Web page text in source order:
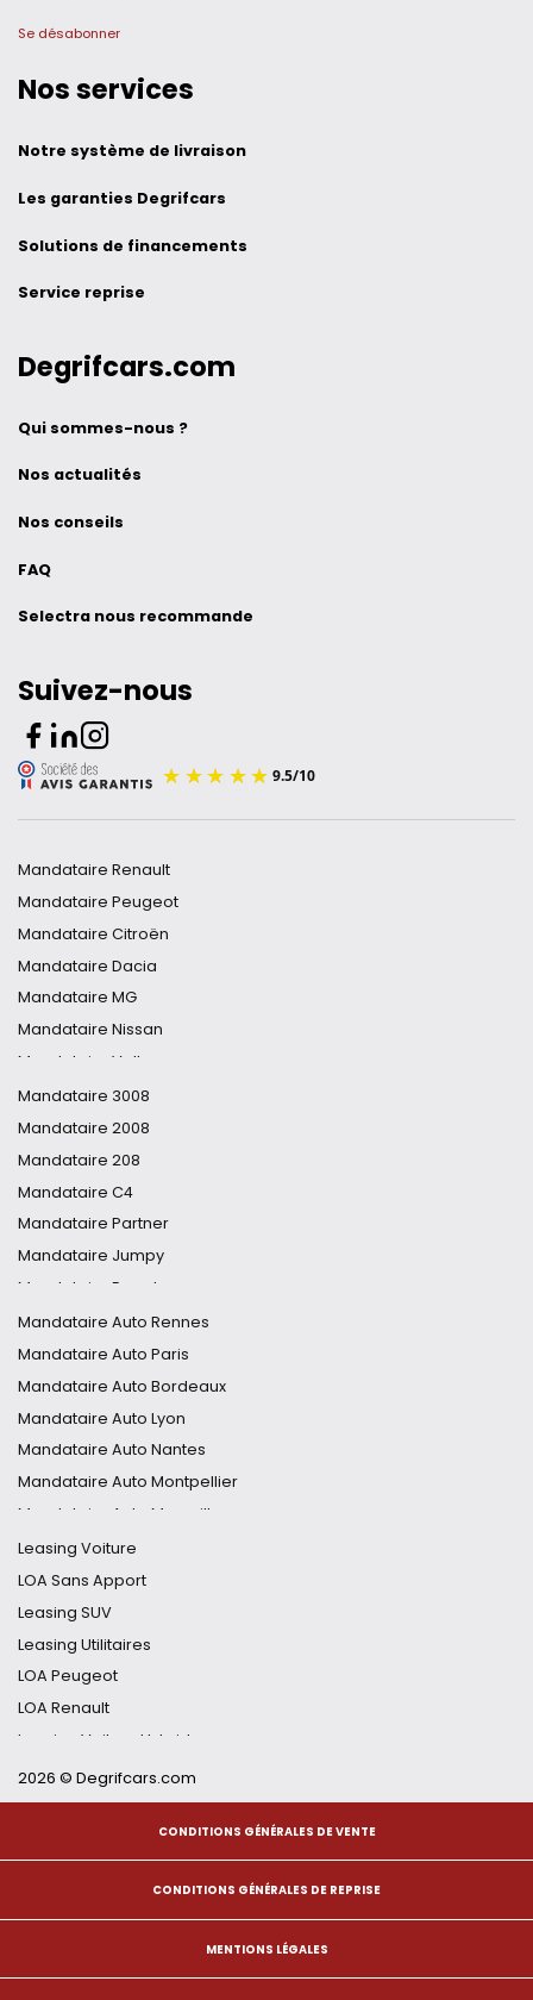
Se désabonner
Nos services
Notre système de livraison
Les garanties Degrifcars
Solutions de financements
Service reprise
Degrifcars.com
Qui sommes-nous ?
Nos actualités
Nos conseils
FAQ
Selectra nous recommande
Suivez-nous
Mandataire Renault
Mandataire Peugeot
Mandataire Citroën
Mandataire Dacia
Mandataire MG
Mandataire Nissan
Mandataire Volkswagen
Mandataire Toyota
Mandataire DS
Mandataire Audi
Mandataire Hyundai
Mandataire Opel
Mandataire Cupra
Mandataire Ford
Mandataire Fiat
Mandataire 3008
Mandataire 2008
Mandataire 208
Mandataire C4
Mandataire Partner
Mandataire Jumpy
Mandataire Expert
Mandataire DS7
Mandataire Tucson
Mandataire Clio
Mandataire 5008
Mandataire C5 Aircross
Mandataire Duster
Mandataire MG4
Mandataire Qashqai
Mandataire Auto Rennes
Mandataire Auto Paris
Mandataire Auto Bordeaux
Mandataire Auto Lyon
Mandataire Auto Nantes
Mandataire Auto Montpellier
Mandataire Auto Marseille
Mandataire Auto Nice
Mandataire Auto Nancy
Mandataire Auto Toulouse
Mandataire Auto Strasbourg
Mandataire Auto Grenoble
Mandataire Auto Lille
Mandataire Auto Toulon
Leasing Voiture
LOA Sans Apport
Leasing SUV
Leasing Utilitaires
LOA Peugeot
LOA Renault
Leasing Voiture Hybride
Leasing Voiture Électrique
Financement Auto Flexible
Renault Captur Leasing
Peugeot 3008 Leasing
Citroën C4 Leasing
2026 © Degrifcars.com
CONDITIONS GÉNÉRALES DE VENTE
CONDITIONS GÉNÉRALES DE REPRISE
MENTIONS LÉGALES